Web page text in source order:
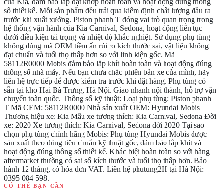
số thiết kế. Mỗi sản phẩm đều trải qua kiểm định chất lượng đầu ra
trước khi xuất xưởng. Piston phanh T đóng vai trò quan trọng trong
hệ thống vận hành của Kia Carnival, Sedona, hoạt động liên tục
dưới điều kiện tải trọng và nhiệt độ khắc nghiệt. Sử dụng phụ tùng
không đúng mã OEM tiềm ẩn rủi ro kích thước sai, vật liệu không
đạt chuẩn và tuổi thọ thấp hơn so với linh kiện gốc. Mã
58112R0000 Mobis đảm bảo lắp khít hoàn toàn và hoạt động đúng
thông số nhà máy. Nếu bạn chưa chắc phiên bản xe của mình, hãy
liên hệ trực tiếp để được kiểm tra trước khi đặt hàng. Phụ tùng có
sẵn tại kho Hai Bà Trưng, Hà Nội. Giao nhanh nội thành, hỗ trợ vận
chuyển toàn quốc. Thông số kỹ thuật: Loại phụ tùng: Piston phanh
T Mã OEM: 58112R0000 Nhà sản xuất OEM: Hyundai Mobis
Thương hiệu xe: Kia Mẫu xe tương thích: Kia Carnival, Sedona Đời
xe: 2020 Xe tương thích: Kia Carnival, Sedona đời 2020 Tại sao
chọn phụ tùng chính hãng Mobis: Phụ tùng Hyundai Mobis được
sản xuất theo đúng tiêu chuẩn kỹ thuật gốc, đảm bảo lắp khít và
hoạt động đúng thông số thiết kế. Khác biệt hoàn toàn so với hàng
aftermarket thường có sai số kích thước và tuổi thọ thấp hơn. Bảo
hành 12 tháng, có hóa đơn VAT. Liên hệ phutung2H tại Hà Nội:
0395 084 598.
CÓ THỂ BẠN CẦN